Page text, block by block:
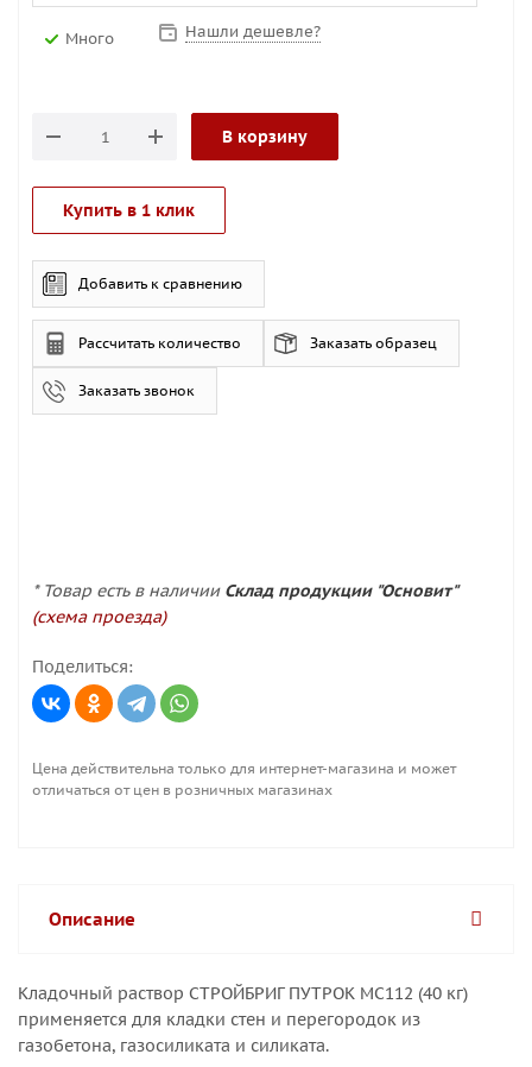
Много Нашли дешевле?
В корзину
Купить в 1 клик
Добавить к сравнению
Рассчитать количество Заказать образец
Заказать звонок
* Товар есть в наличии Склад продукции "Основит"
(схема проезда)
Поделиться:
Цена действительна только для интернет-магазина и может
отличаться от цен в розничных магазинах
Описание
Кладочный раствор СТРОЙБРИГ ПУТРОК МС112 (40 кг)
применяется для кладки стен и перегородок из
газобетона, газосиликата и силиката.